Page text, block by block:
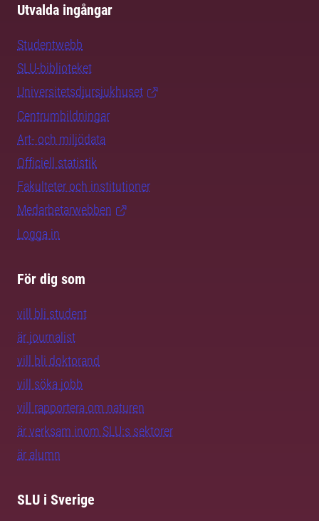
Utvalda ingångar
Studentwebb
SLU-biblioteket
Universitetsdjursjukhuset
Centrumbildningar
Art- och miljödata
Officiell statistik
Fakulteter och institutioner
Medarbetarwebben
Logga in
För dig som
vill bli student
är journalist
vill bli doktorand
vill söka jobb
vill rapportera om naturen
är verksam inom SLU:s sektorer
är alumn
SLU i Sverige